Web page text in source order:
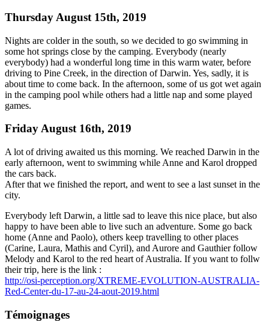
Thursday August 15th, 2019
Nights are colder in the south, so we decided to go swimming in
some hot springs close by the camping. Everybody (nearly
everybody) had a wonderful long time in this warm water, before
driving to Pine Creek, in the direction of Darwin. Yes, sadly, it is
about time to come back. In the afternoon, some of us got wet again
in the camping pool while others had a little nap and some played
games.
Friday August 16th, 2019
A lot of driving awaited us this morning. We reached Darwin in the
early afternoon, went to swimming while Anne and Karol dropped
the cars back.
After that we finished the report, and went to see a last sunset in the
city.
Everybody left Darwin, a little sad to leave this nice place, but also
happy to have been able to live such an adventure. Some go back
home (Anne and Paolo), others keep travelling to other places
(Carine, Laura, Mathis and Cyril), and Aurore and Gauthier follow
Melody and Karol to the red heart of Australia. If you want to follw
their trip, here is the link :
http://osi-perception.org/XTREME-EVOLUTION-AUSTRALIA-
Red-Center-du-17-au-24-aout-2019.html
Témoignages